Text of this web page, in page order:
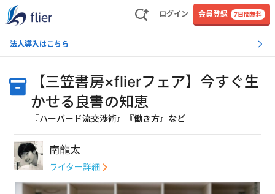
ログイン 会員登録 7日間無料
法人導入はこちら
【三笠書房×flierフェア】今すぐ生
かせる良書の知恵
『ハーバード流交渉術』『働き方』など
南龍太
ライター詳細